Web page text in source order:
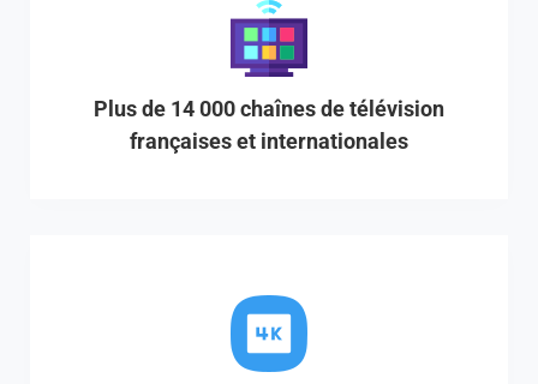
Plus de 14 000 chaînes de télévision
françaises et internationales